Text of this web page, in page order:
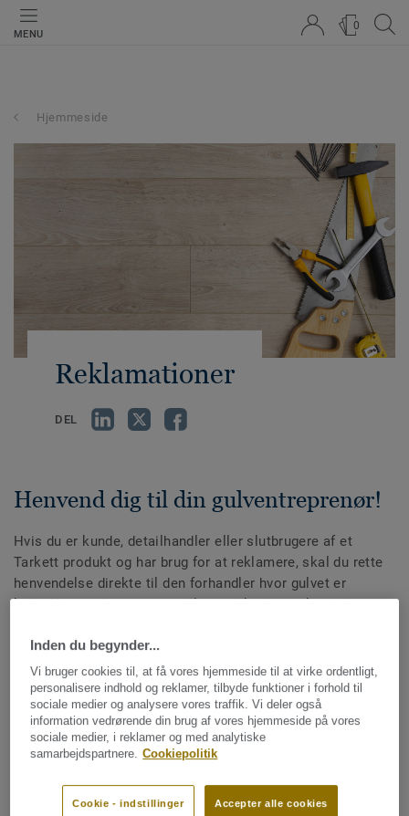
MENU
0
Hjemmeside
Reklamationer
DEL
Henvend dig til din gulventreprenør!
Hvis du er kunde, detailhandler eller slutbrugere af et
Tarkett produkt og har brug for at reklamere, skal du rette
henvendelse direkte til den forhandler hvor gulvet er
købt. Her vurderer man problemet/skaden og kan i de
tilfælde, der er vanskelige at vurdere, skal forhandleren
kontakte Tarkett for videre behandling.
Inden forhandleren kontaktes, bør du kontrollere at
gulvet er lagt efter anvisningerne
det rette værktøj (fx slagklods ved træ-/laminatgulve) er
anvendt
Inden du begynder...
Vi bruger cookies til, at få vores hjemmeside til at virke ordentligt,
personalisere indhold og reklamer, tilbyde funktioner i forhold til
sociale medier og analysere vores traffik. Vi deler også
information vedrørende din brug af vores hjemmeside på vores
sociale medier, i reklamer og med analytiske
samarbejdspartnere. Cookiepolitik
Accepter alle cookies
Cookie - indstillinger